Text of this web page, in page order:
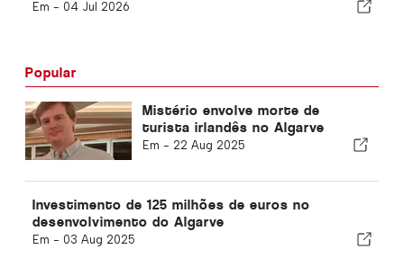
Em - 04 Jul 2026
Popular
Mistério envolve morte de
turista irlandês no Algarve
Em - 22 Aug 2025
Investimento de 125 milhões de euros no
desenvolvimento do Algarve
Em - 03 Aug 2025